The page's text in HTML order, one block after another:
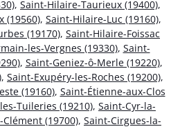
, Saint-Hilaire-Taurieux (19400),
(19560), Saint-Hilaire-Luc (19160),
(19170), Saint-Hilaire-Foissac
les-Vergnes (19330), Saint-
, Saint-Geniez-ô-Merle (19220),
, Saint-Exupéry-les-Roches (19200),
(19160), Saint-Étienne-aux-Clos
Tuileries (19210), Saint-Cyr-la-
Clément (19700), Saint-Cirgues-la-